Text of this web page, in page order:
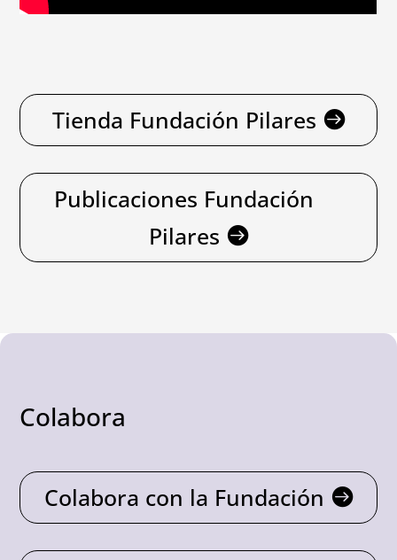
Tienda Fundación Pilares
Publicaciones Fundación
Pilares
Colabora
Colabora con la Fundación